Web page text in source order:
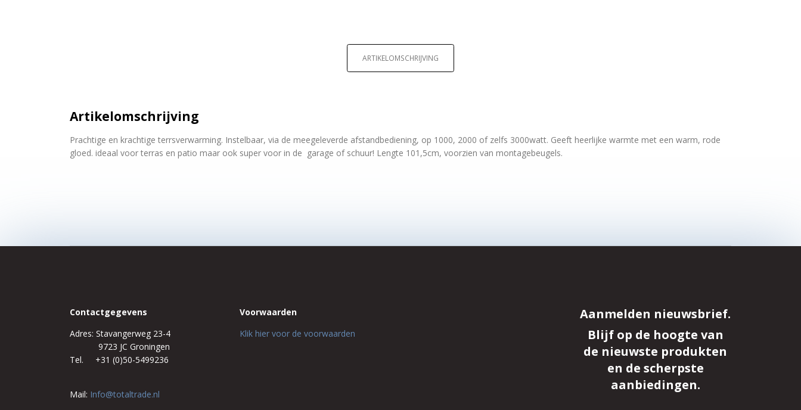
ARTIKELOMSCHRIJVING
Artikelomschrijving
Prachtige en krachtige terrsverwarming. Instelbaar, via de meegeleverde afstandbediening, op 1000, 2000 of zelfs 3000watt. Geeft heerlijke warmte met een warm, rode
gloed. ideaal voor terras en patio maar ook super voor in de garage of schuur! Lengte 101,5cm, voorzien van montagebeugels.
Contactgegevens
Adres: Stavangerweg 23-4
9723 JC Groningen
Tel. +31 (0)50-5499236
Mail: Info@totaltrade.nl
Voorwaarden
Klik hier voor de voorwaarden
Aanmelden nieuwsbrief.
Blijf op de hoogte van
de nieuwste produkten
en de scherpste
aanbiedingen.